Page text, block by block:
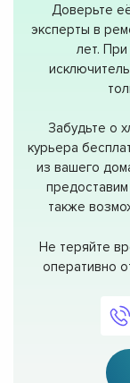
Доверьте
эксперты в
лет.
Забудьте о
курьера
из вашего
также
Не теряйте
оперативно